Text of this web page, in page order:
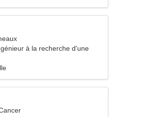
à la recherche d'une